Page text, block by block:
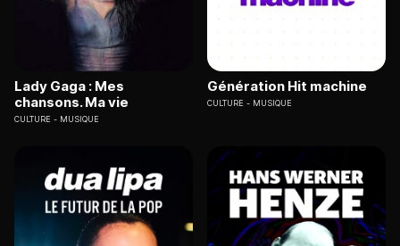
Lady Gaga : Mes
chansons. Ma vie
CULTURE MUSIQUE
Génération Hit machine
CULTURE MUSIQUE